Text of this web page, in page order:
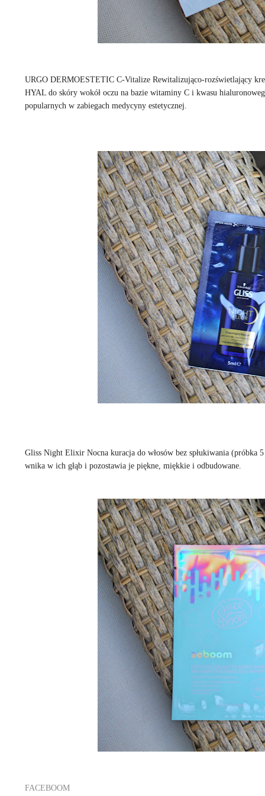
URGO DERMOESTETIC C-Vitalize Rewitalizująco-rozświetlający
HYAL do skóry wokół oczu na bazie witaminy C i kwasu
popularnych w zabiegach medycyny estetycznej.
Gliss Night Elixir Nocna kuracja do włosów bez spłukiwania (próbka
wnika w ich głąb i pozostawia je piękne, miękkie i odbudowane.
FACEBOOM